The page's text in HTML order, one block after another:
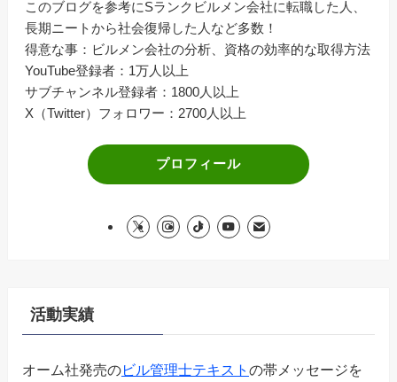
このブログを参考にSランクビルメン会社に転職した人、
長期ニートから社会復帰した人など多数！
得意な事：ビルメン会社の分析、資格の効率的な取得方法
YouTube登録者：1万人以上
サブチャンネル登録者：1800人以上
X（Twitter）フォロワー：2700人以上
プロフィール
活動実績
オーム社発売のビル管理士テキスト の帯メッセージを